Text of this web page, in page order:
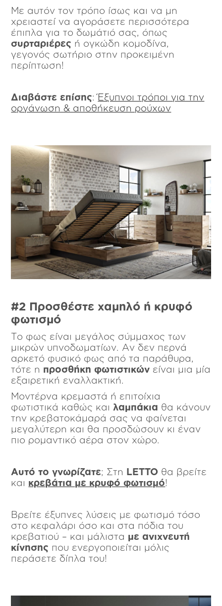
Με αυτόν τον τρόπο ίσως και να μη
χρειαστεί να αγοράσετε περισσότερα
έπιπλα για το δωμάτιό σας, όπως
συρταριέρες ή ογκώδη κομοδίνα,
γεγονός σωτήριο στην προκειμένη
περίπτωση!
Διαβάστε επίσης:Έξυπνοι τρόποι για την
οργάνωση & αποθήκευση ρούχων
#2 Προσθέστε χαμηλό ή κρυφό
φωτισμό
Το φως είναι μεγάλος σύμμαχος των
μικρών υπνοδωματίων. Αν δεν περνά
αρκετό φυσικό φως από τα παράθυρα,
τότε η προσθήκη φωτιστικών είναι μια μία
εξαιρετική εναλλακτική.
Μοντέρνα κρεμαστά ή επιτοίχια
φωτιστικά καθώς και λαμπάκια θα κάνουν
την κρεβατοκάμαρά σας να φαίνεται
μεγαλύτερη και θα προσδώσουν κι έναν
πιο ρομαντικό αέρα στον χώρο.
Αυτό το γνωρίζατε; Στη LETTO θα βρείτε
και κρεβάτια με κρυφό φωτισμό!
Βρείτε έξυπνες λύσεις με φωτισμό τόσο
στο κεφαλάρι όσο και στα πόδια του
κρεβατιού – και μάλιστα με ανιχνευτή
κίνησης που ενεργοποιείται μόλις
περάσετε δίπλα του!